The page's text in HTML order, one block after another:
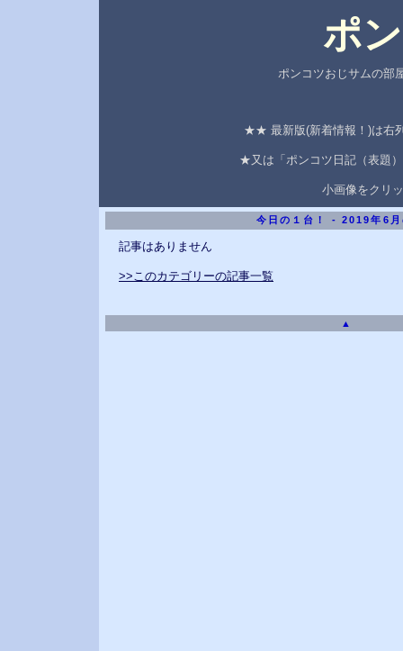
ポ
ポンコツおじサムの部
★★ 最新版(新着情報！)は右
★又は「ポンコツ日記（表題
小画像をクリ
今日の１台！ - 2019年6月
記事はありません
>>このカテゴリーの記事一覧
▲